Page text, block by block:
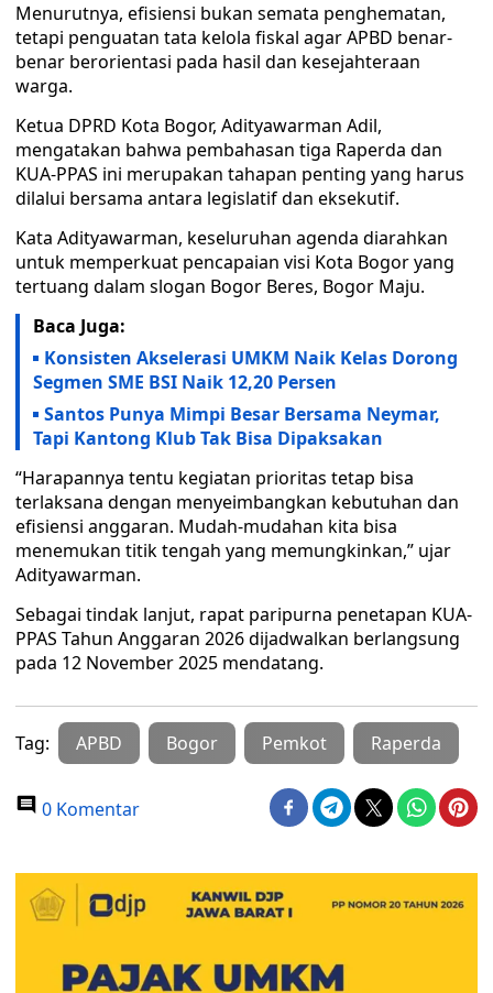
Menurutnya, efisiensi bukan semata penghematan,
tetapi penguatan tata kelola fiskal agar APBD benar-
benar berorientasi pada hasil dan kesejahteraan
warga.
Ketua DPRD Kota Bogor, Adityawarman Adil,
mengatakan bahwa pembahasan tiga Raperda dan
KUA-PPAS ini merupakan tahapan penting yang harus
dilalui bersama antara legislatif dan eksekutif.
Kata Adityawarman, keseluruhan agenda diarahkan
untuk memperkuat pencapaian visi Kota Bogor yang
tertuang dalam slogan Bogor Beres, Bogor Maju.
Baca Juga:
Konsisten Akselerasi UMKM Naik Kelas Dorong
Segmen SME BSI Naik 12,20 Persen
Santos Punya Mimpi Besar Bersama Neymar,
Tapi Kantong Klub Tak Bisa Dipaksakan
“Harapannya tentu kegiatan prioritas tetap bisa
terlaksana dengan menyeimbangkan kebutuhan dan
efisiensi anggaran. Mudah-mudahan kita bisa
menemukan titik tengah yang memungkinkan,” ujar
Adityawarman.
Sebagai tindak lanjut, rapat paripurna penetapan KUA-
PPAS Tahun Anggaran 2026 dijadwalkan berlangsung
pada 12 November 2025 mendatang.
Tag: APBD Bogor Pemkot Raperda
0 Komentar